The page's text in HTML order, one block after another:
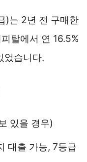
)는 2년 전 구매한
탈에서 연 16.5%
었습니다.
있을 경우)
대출 가능, 7등급